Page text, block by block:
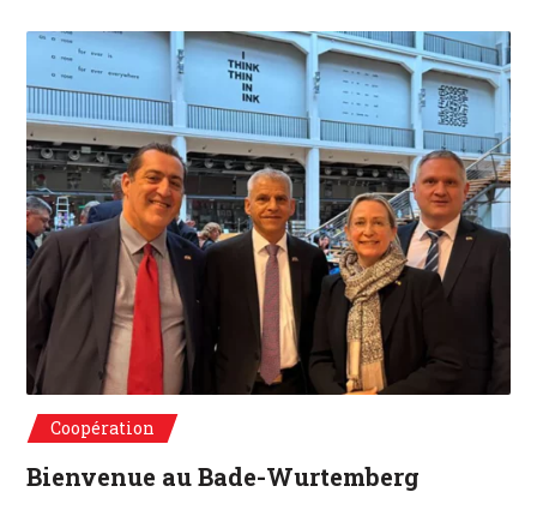
Coopération
Bienvenue au Bade-Wurtemberg